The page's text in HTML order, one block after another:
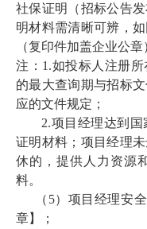
社保证明
（招标公告
明材料需清晰可辨，
（复印件加盖企业公章
注： 1.如投标人注册
的最大查询期与招标
应的文件规定；
2.项目经理达到
证明材料；项目经理
休的，提供人力资源
料。
（ 5）项目经理安
章】；